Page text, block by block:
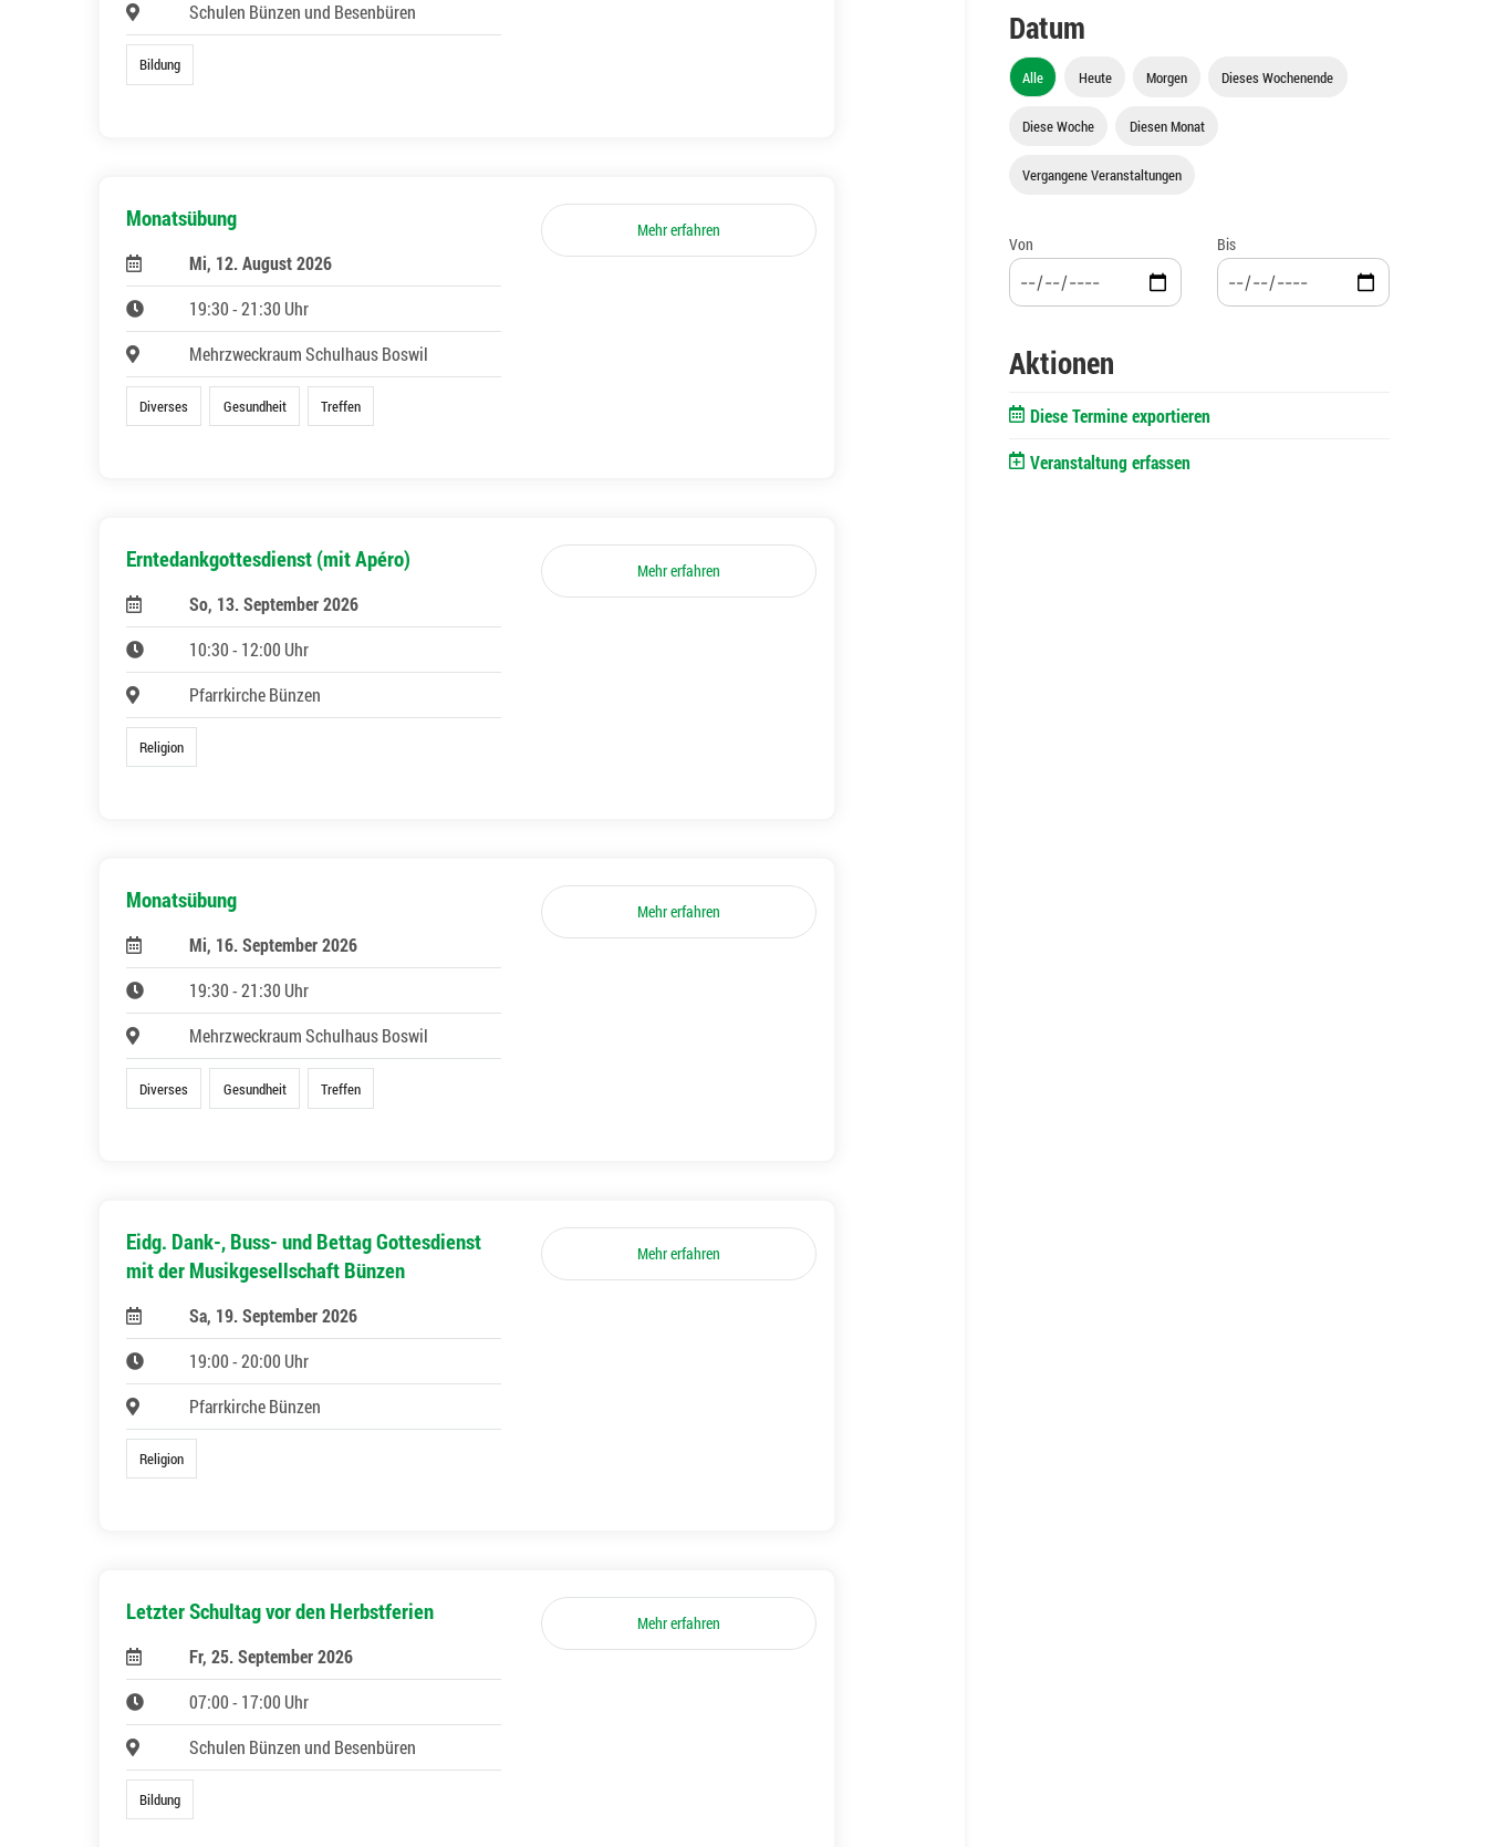
Schulen Bünzen und Besenbüren
Bildung
Monatsübung
Mi, 12. August 2026
19:30 - 21:30 Uhr
Mehrzweckraum Schulhaus Boswil
Diverses Gesundheit Treffen
Mehr erfahren
Erntedankgottesdienst (mit Apéro)
So, 13. September 2026
10:30 - 12:00 Uhr
Pfarrkirche Bünzen
Religion
Mehr erfahren
Monatsübung
Mi, 16. September 2026
19:30 - 21:30 Uhr
Mehrzweckraum Schulhaus Boswil
Diverses Gesundheit Treffen
Mehr erfahren
Eidg. Dank-, Buss- und Bettag Gottesdienst
mit der Musikgesellschaft Bünzen
Sa, 19. September 2026
19:00 - 20:00 Uhr
Pfarrkirche Bünzen
Religion
Mehr erfahren
Letzter Schultag vor den Herbstferien
Fr, 25. September 2026
07:00 - 17:00 Uhr
Schulen Bünzen und Besenbüren
Bildung
Mehr erfahren
Datum
Alle Heute Morgen Dieses Wochenende
Diese Woche Diesen Monat
Vergangene Veranstaltungen
Von Bis
Aktionen
Diese Termine exportieren
Veranstaltung erfassen